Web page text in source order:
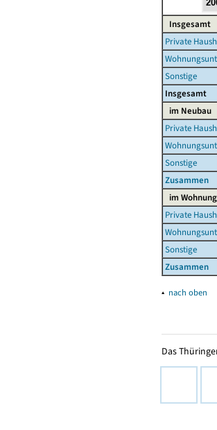
Insgesamt
Private
Sonstige
Insgesamt
im Neubau
Private
Sonstige
Zusammen
im
Private
Sonstige
Zusammen
▴ nach oben
Das